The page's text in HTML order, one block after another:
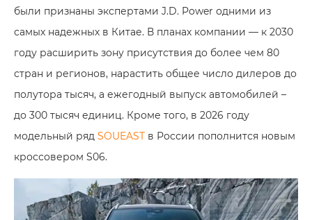
были признаны экспертами J.D. Power одними из
самых надежных в Китае. В планах компании — к 2030
году расширить зону присутствия до более чем 80
стран и регионов, нарастить общее число дилеров до
полутора тысяч, а ежегодный выпуск автомобилей –
до 300 тысяч единиц. Кроме того, в 2026 году
модельный ряд SOUEAST в России пополнится новым
кроссовером S06.